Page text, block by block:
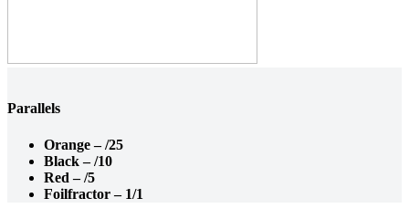
Parallels
Orange – /25
Black – /10
Red – /5
Foilfractor – 1/1